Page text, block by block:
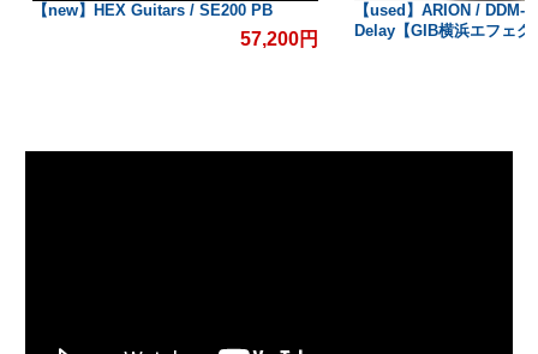
【used】ARION / DDM-1 Digital
Delay【GIB横浜エフェクター館】
【used】
浜エフェクター